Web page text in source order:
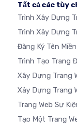
Tất cả các tùy
Trình Xây Dựng
Trình Xây Dựng
Đăng Ký Tên
Trình Tạo Trang
Xây Dựng Trang
Xây Dựng Trang
Trang Web Sự
Tạo Một Trang